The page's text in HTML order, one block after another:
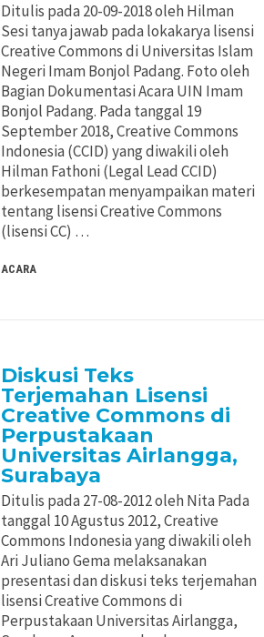
Ditulis pada 20-09-2018 oleh Hilman
Sesi tanya jawab pada lokakarya lisensi
Creative Commons di Universitas Islam
Negeri Imam Bonjol Padang. Foto oleh
Bagian Dokumentasi Acara UIN Imam
Bonjol Padang. Pada tanggal 19
September 2018, Creative Commons
Indonesia (CCID) yang diwakili oleh
Hilman Fathoni (Legal Lead CCID)
berkesempatan menyampaikan materi
tentang lisensi Creative Commons
(lisensi CC) …
ACARA
Diskusi Teks
Terjemahan Lisensi
Creative Commons di
Perpustakaan
Universitas Airlangga,
Surabaya
Ditulis pada 27-08-2012 oleh Nita Pada
tanggal 10 Agustus 2012, Creative
Commons Indonesia yang diwakili oleh
Ari Juliano Gema melaksanakan
presentasi dan diskusi teks terjemahan
lisensi Creative Commons di
Perpustakaan Universitas Airlangga,